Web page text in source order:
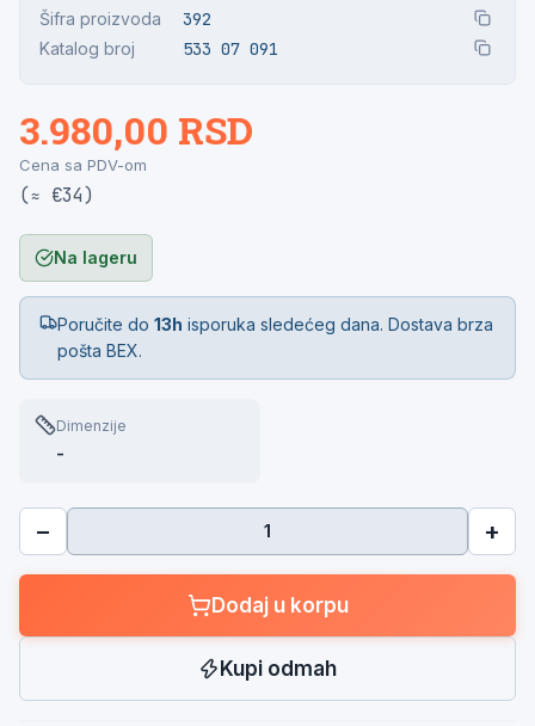
Šifra proizvoda 392
Katalog broj 533 07 091
3.980,00 RSD
Cena sa PDV-om
(≈ €34)
Na lageru
Poručite do13h isporuka sledećeg dana. Dostava brza
pošta BEX.
Dimenzije
-
− +
Dodaj u korpu
Kupi odmah